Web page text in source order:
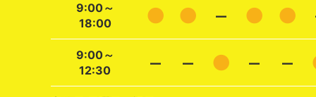
9:00～
18:00
● ● – ● ●
9:00～
12:30
– – ● – –